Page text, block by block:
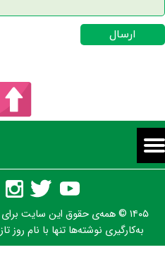
ارسال
۱۴۰۵ © همه‌ی حقوق این سایت
به‌کارگیری نوشته‌ها تنها با نام روز